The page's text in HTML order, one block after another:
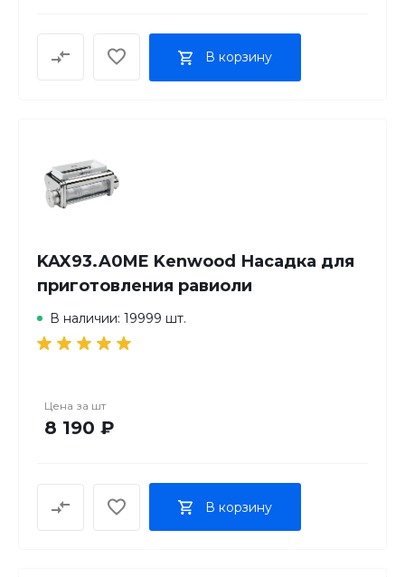
В корзину
KAX93.A0ME Kenwood Насадка для
приготовления равиоли
В наличии: 19999 шт.
Цена за шт
8 190 ₽
В корзину